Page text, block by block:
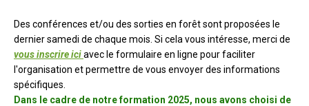
Des conférences et/ou des sorties en forêt sont proposées le
dernier samedi de chaque mois. Si cela vous intéresse, merci de
vous inscrire iciavec le formulaire en ligne pour faciliter
l'organisation et permettre de vous envoyer des informations
spécifiques.
Dans le cadre de notre formation 2025, nous avons choisi de